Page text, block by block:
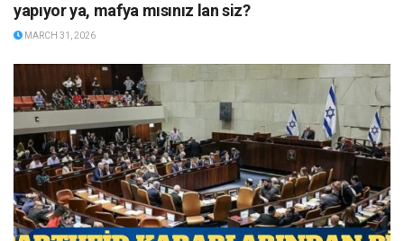
yapıyor ya, mafya mısınız lan siz?
MARCH 31, 2026